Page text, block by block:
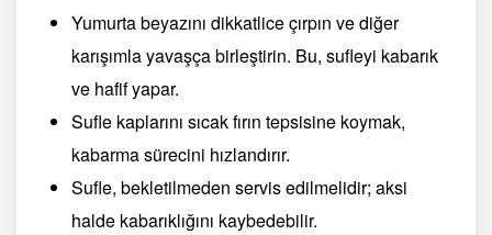
Yumurta beyazını dikkatlice çırpın ve diğer
karışımla yavaşça birleştirin. Bu, sufleyi kabarık
ve hafif yapar.
Sufle kaplarını sıcak fırın tepsisine koymak,
kabarma sürecini hızlandırır.
Sufle, bekletilmeden servis edilmelidir; aksi
halde kabarıklığını kaybedebilir.